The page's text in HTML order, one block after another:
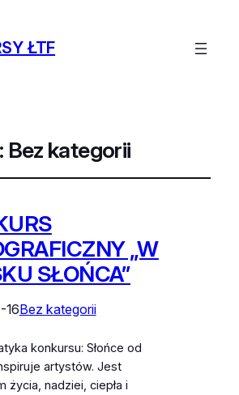
ŁTF
Bez kategorii
„W
SŁOŃCA”
16Bez kategorii
konkursu: Słońce od
artystów. Jest
życia, nadziei, ciepła i